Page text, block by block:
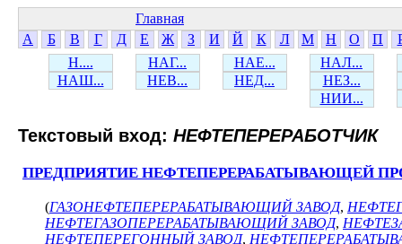
Главная
А
Б В Г Д Е Ж З И Й К Л М Н О П
Н....
НАГ... НАЕ...
НАЛ...
НАШ...
НЕВ... НЕД...
НЕЗ...
НИИ...
Текстовый вход: НЕФТЕПЕРЕРАБОТЧИК
ПРЕДПРИЯТИЕ НЕФТЕПЕРЕРАБАТЫВАЮЩЕЙ
(ГАЗОНЕФТЕПЕРЕРАБАТЫВАЮЩИЙ ЗАВОД,
НЕФТЕГАЗОПЕРЕРАБАТЫВАЮЩИЙ ЗАВОД,
НЕФТЕПЕРЕГОННЫЙ ЗАВОД,